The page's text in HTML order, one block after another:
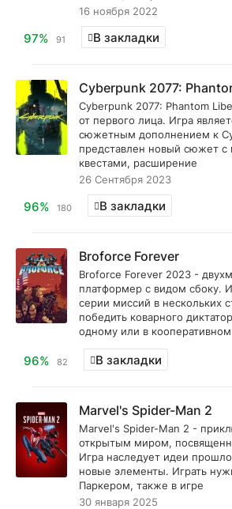
16 ноября 2022
97% 91 В закладки
Cyberpunk 2077:
Cyberpunk 2077: Phantom
от первого лица. Игра
сюжетным дополнением к
представлен новый сюжет с
квестами, расширение
26 Сентября 2023
96% 180 В закладки
Broforce Forever
Broforce Forever 2023 -
платформер с видом сбоку.
серии миссий в нескольких
победить коварного
одному или в кооперативном
96% 82 В закладки
Marvel's Spider-Man 2
Marvel's Spider-Man 2 -
открытым миром,
Игра наследует идеи
новые элементы. Играть
Паркером, также в игре
30 января 2025